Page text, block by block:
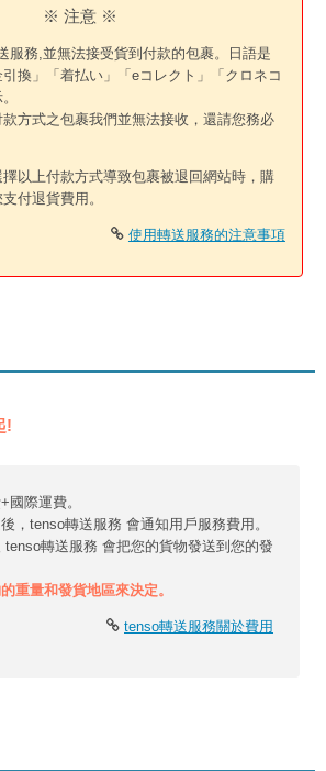
※ 注意 ※
服務,並無法接受貨到付款的包裹。日語是
換」「着払い」「eコレクト」「クロネコ
款方式之包裹我們並無法接收，還請您務必
以上付款方式導致包裹被退回網站時，購
付退貨費用。
使用轉送服務的注意事項
!
國際運費。
，tenso轉送服務 會通知用戶服務費用。
tenso轉送服務 會把您的貨物發送到您的發
重量和發貨地區來決定。
tenso轉送服務關於費用